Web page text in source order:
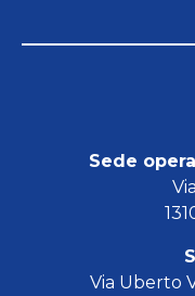
Sede
Via Uberto